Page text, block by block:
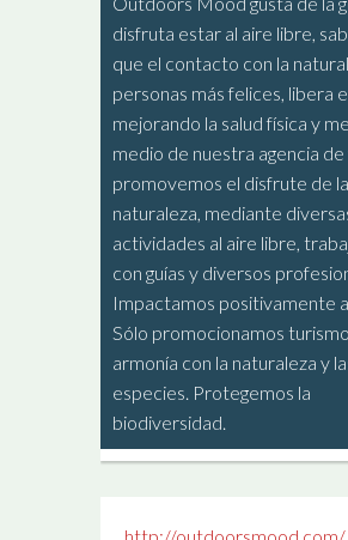
disfruta estar al aire libre,
que el contacto con la
personas más felices, libera
mejorando la salud física y
medio de nuestra agencia de
promovemos el disfrute de la
naturaleza, mediante
actividades al aire libre,
con guías y diversos
Impactamos positivamente
Sólo promocionamos
armonía con la naturaleza y
especies. Protegemos la
biodiversidad.
http://outdoorsmood.com/